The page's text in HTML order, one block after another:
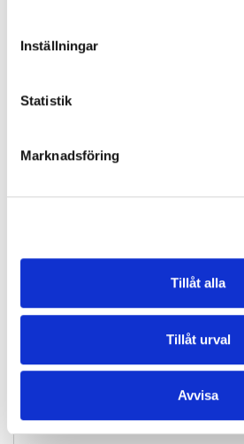
Inställningar
Statistik
Marknadsföring
Tillåt alla
Tillåt urval
Avvisa
Uppsala
10 400 kr exkl. moms
BAS P/U -
Boka
BAS P/U -